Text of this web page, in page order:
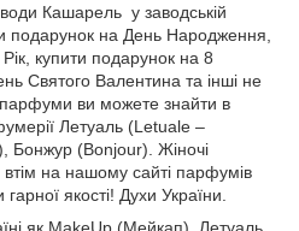
Кашарель у заводській
подарунок на День Народження,
купити подарунок на 8
Святого Валентина та інші не
ви можете знайти в
Летуаль (Letuale –
Бонжур (Bonjour). Жіночі
на нашому сайті парфумів
якості! Духи України.